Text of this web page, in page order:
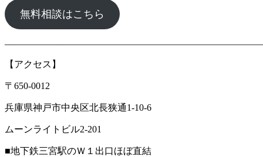
無料相談はこちら
【アクセス】
〒650-0012
兵庫県神戸市中央区北長狭通1-10-6
ムーンライトビル2-201
■地下鉄三宮駅のＷ１出口ほぼ直結